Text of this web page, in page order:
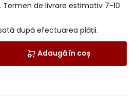
Termen de livrare estimativ 7-10
după efectuarea plății.
Adaugă în coș